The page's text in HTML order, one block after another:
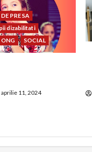
PRESA
dizabilitati
ONG SOCIAL
aprilie 11, 2024